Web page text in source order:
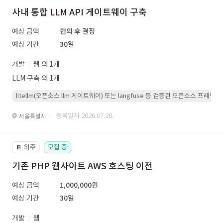
사내 통합 LLM API 게이트웨이 구축
예상 금액
협의 후 결정
예상 기간
30일
개발
웹 외 1개
LLM 구축 외 1개
litellm(오픈소스 llm 게이트웨이) 또는 langfuse 등 검증된 오픈소스 프레임워
서울특별시 · 등록일자 2026.07.28.
📔 외주 모집 중
기존 PHP 웹사이트 AWS 호스팅 이전
예상 금액
1,000,000원
예상 기간
30일
개발
웹